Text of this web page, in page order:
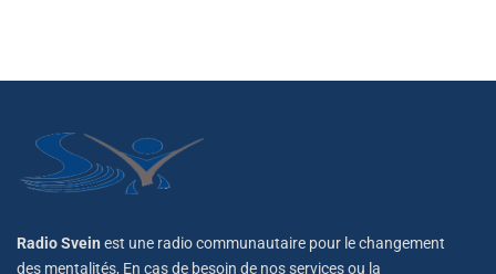
Radio Svein est une radio communautaire pour le changement
des mentalités, En cas de besoin de nos services ou la